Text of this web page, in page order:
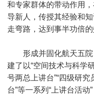
和专家群体的带动作用
导新人，传授其经验和
走弯路，达到事半功倍的
形成并固化航天五
建了以“空间技术与科学
号两总上讲台”“四级研究
台”等一系列“上讲台活动